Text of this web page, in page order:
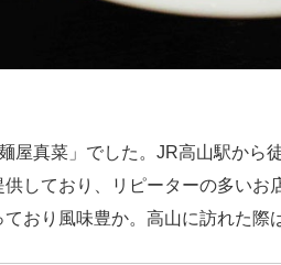
屋真菜」でした。JR高山駅から
供しており、リピーターの多い
おり風味豊か。高山に訪れた際